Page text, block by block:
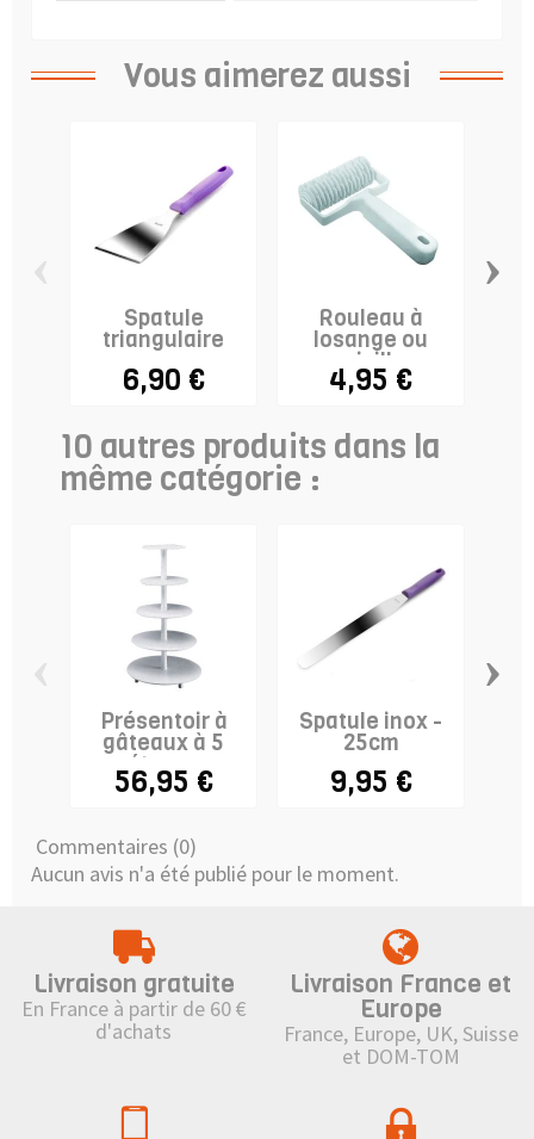
Vous aimerez aussi
Spatule
triangulaire
6,90 €
Rouleau à
losange ou
croisillon
4,95 €
›
10 autres produits dans la
même catégorie :
Présentoir à
gâteaux à 5
étages
56,95 €
Spatule inox -
25cm
9,95 €
›
Commentaires (0)
Aucun avis n'a été publié pour le moment.
Livraison gratuite
En France à partir de 60 €
d'achats
Livraison France et
Europe
France, Europe, UK, Suisse
et DOM-TOM